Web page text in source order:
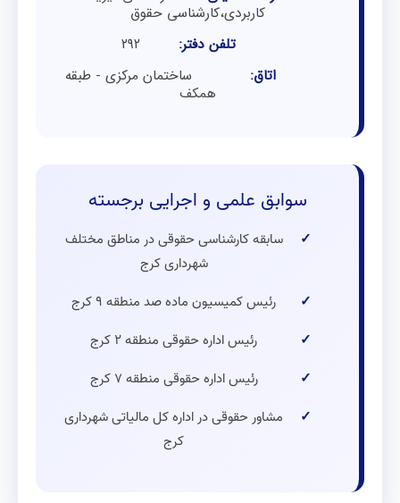
کاربردی،کارشناسی حقوق
تلفن دفتر:
۲۹۲
اتاق:
ساختمان مرکزی - طبقه
همکف
سوابق علمی و اجرایی برجسته
سابقه کارشناسی حقوقی در مناطق مختلف
شهرداری کرج
رئیس کمیسیون ماده صد منطقه ۹ کرج
رئیس اداره حقوقی منطقه ۲ کرج
رئیس اداره حقوقی منطقه ۷ کرج
مشاور حقوقی در اداره کل مالیاتی شهرداری
کرج